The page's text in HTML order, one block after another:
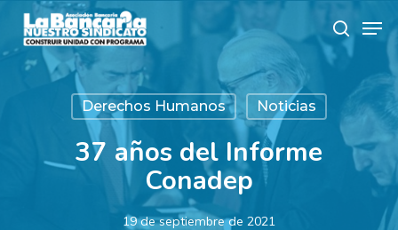
main
content
search
Derechos Humanos Noticias
37 años del Informe
Conadep
19 de septiembre de 2021